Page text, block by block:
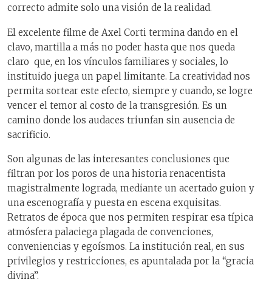
correcto admite solo una visión de la realidad.
El excelente filme de Axel Corti termina dando en el
clavo, martilla a más no poder hasta que nos queda
claro que, en los vínculos familiares y sociales, lo
instituido juega un papel limitante. La creatividad nos
permita sortear este efecto, siempre y cuando, se logre
vencer el temor al costo de la transgresión. Es un
camino donde los audaces triunfan sin ausencia de
sacrificio.
Son algunas de las interesantes conclusiones que
filtran por los poros de una historia renacentista
magistralmente lograda, mediante un acertado guion y
una escenografía y puesta en escena exquisitas.
Retratos de época que nos permiten respirar esa típica
atmósfera palaciega plagada de convenciones,
conveniencias y egoísmos. La institución real, en sus
privilegios y restricciones, es apuntalada por la “gracia
divina”.